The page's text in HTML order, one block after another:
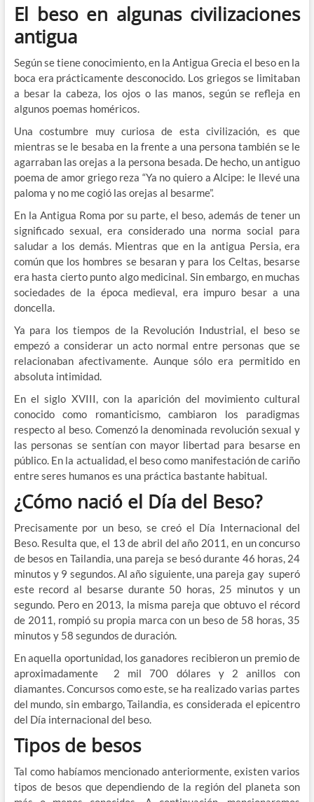
El beso en algunas civilizaciones
antigua
Según se tiene conocimiento, en la Antigua Grecia el beso en la
boca era prácticamente desconocido. Los griegos se limitaban
a besar la cabeza, los ojos o las manos, según se refleja en
algunos poemas homéricos.
Una costumbre muy curiosa de esta civilización, es que
mientras se le besaba en la frente a una persona también se le
agarraban las orejas a la persona besada. De hecho, un antiguo
poema de amor griego reza “Ya no quiero a Alcipe: le llevé una
paloma y no me cogió las orejas al besarme”.
En la Antigua Roma por su parte, el beso, además de tener un
significado sexual, era considerado una norma social para
saludar a los demás. Mientras que en la antigua Persia, era
común que los hombres se besaran y para los Celtas, besarse
era hasta cierto punto algo medicinal. Sin embargo, en muchas
sociedades de la época medieval, era impuro besar a una
doncella.
Ya para los tiempos de la Revolución Industrial, el beso se
empezó a considerar un acto normal entre personas que se
relacionaban afectivamente. Aunque sólo era permitido en
absoluta intimidad.
En el siglo XVIII, con la aparición del movimiento cultural
conocido como romanticismo, cambiaron los paradigmas
respecto al beso. Comenzó la denominada revolución sexual y
las personas se sentían con mayor libertad para besarse en
público. En la actualidad, el beso como manifestación de cariño
entre seres humanos es una práctica bastante habitual.
¿Cómo nació el Día del Beso?
Precisamente por un beso, se creó el Día Internacional del
Beso. Resulta que, el 13 de abril del año 2011, en un concurso
de besos en Tailandia, una pareja se besó durante 46 horas, 24
minutos y 9 segundos. Al año siguiente, una pareja gay superó
este record al besarse durante 50 horas, 25 minutos y un
segundo. Pero en 2013, la misma pareja que obtuvo el récord
de 2011, rompió su propia marca con un beso de 58 horas, 35
minutos y 58 segundos de duración.
En aquella oportunidad, los ganadores recibieron un premio de
aproximadamente 2 mil 700 dólares y 2 anillos con
diamantes. Concursos como este, se ha realizado varias partes
del mundo, sin embargo, Tailandia, es considerada el epicentro
del Día internacional del beso.
Tipos de besos
Tal como habíamos mencionado anteriormente, existen varios
tipos de besos que dependiendo de la región del planeta son